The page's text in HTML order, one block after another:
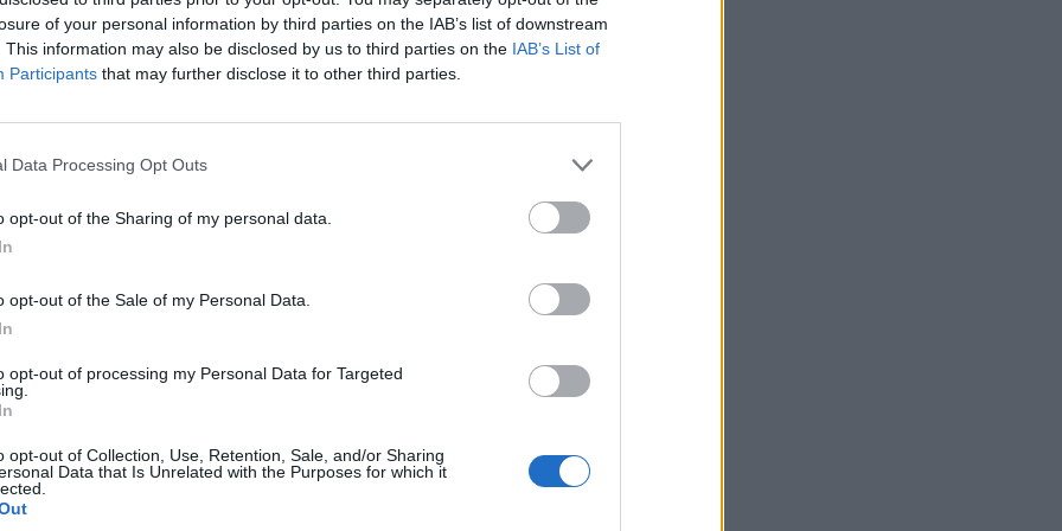
of your personal information by third parties on the IAB’s list of downstream
This information may also be disclosed by us to third parties on the IAB’s List of
Participants that may further disclose it to other third parties.
Data Processing Opt Outs
opt-out of the Sharing of my personal data.
opt-out of the Sale of my Personal Data.
opt-out of processing my Personal Data for Targeted
opt-out of Collection, Use, Retention, Sale, and/or Sharing
Data that Is Unrelated with the Purposes for which it
egyelőre nem kell számítani. A szankciókat az euró-zóna
alkalmazzák.
államháztartási hiánya tavaly meghaladta a GDP 3%-át. Hivatalosan minden EU
még abban az esetben is, ha nem tagja a 12 tagú...
portfolio.hu hírarchívumához tartozik, melynek olvasása előfizetéses
tartalmazza:
cikkarchívum
Előfizetés